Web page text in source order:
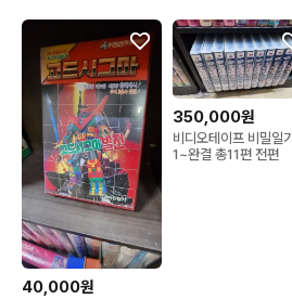
40,000원
350,000원
비디오테이프 비밀일기
1~완결 총11편 전편